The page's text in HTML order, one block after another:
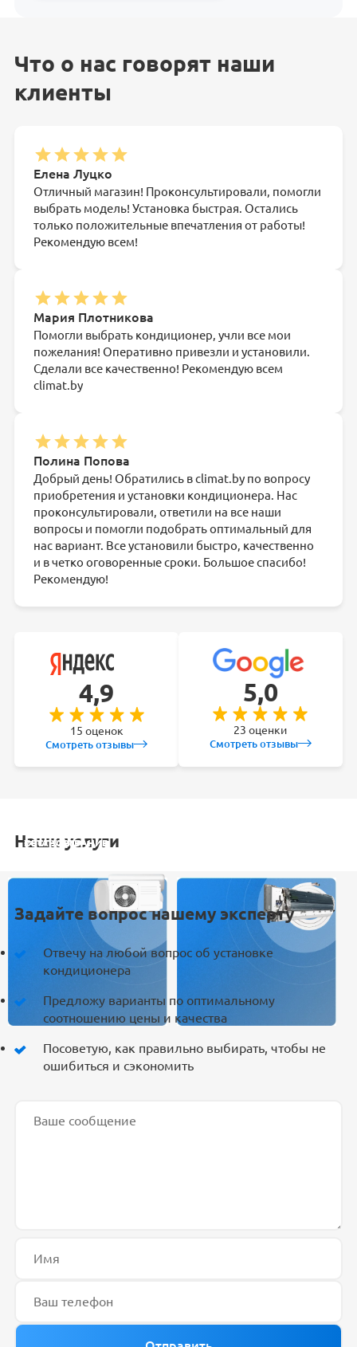
Что о нас говорят наши
клиенты
Елена Луцко
Отличный магазин! Проконсультировали, помогли
выбрать модель! Установка быстрая. Остались
только положительные впечатления от работы!
Рекомендую всем!
Мария Плотникова
Помогли выбрать кондиционер, учли все мои
пожелания! Оперативно привезли и установили.
Сделали все качественно! Рекомендую всем
climat.by
Полина Попова
Добрый день! Обратились в climat.by по вопросу
приобретения и установки кондиционера. Нас
проконсультировали, ответили на все наши
вопросы и помогли подобрать оптимальный для
нас вариант. Все установили быстро, качественно
и в четко оговоренные сроки. Большое спасибо!
Рекомендую!
4,9
15 оценок
Смотреть отзывы
5,0
23 оценки
Смотреть отзывы
Наши услуги
УСТАНОВКА
ОБСЛУЖИВАНИЕ
Задайте вопрос нашему эксперту
Отвечу на любой вопрос об установке
кондиционера
Предложу варианты по оптимальному
соотношению цены и качества
Посоветую, как правильно выбирать, чтобы не
ошибиться и сэкономить